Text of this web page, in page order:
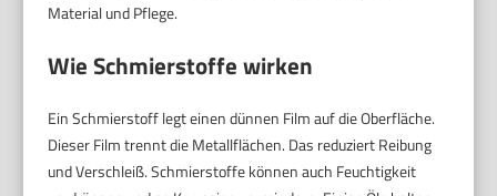
Material und Pflege.
Wie Schmierstoffe wirken
Ein Schmierstoff legt einen dünnen Film auf die Oberfläche.
Dieser Film trennt die Metallflächen. Das reduziert Reibung
und Verschleiß. Schmierstoffe können auch Feuchtigkeit